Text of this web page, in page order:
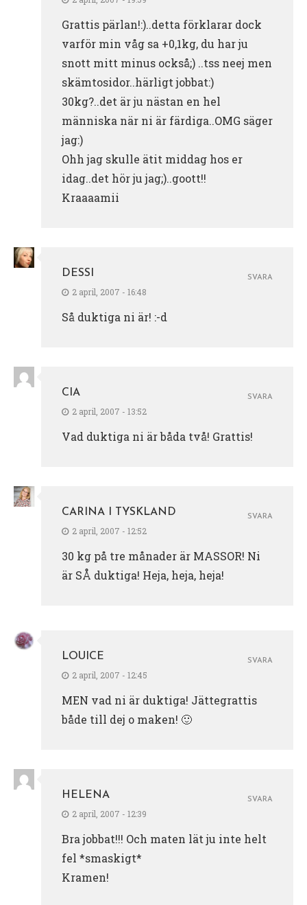
Grattis pärlan!:)..detta förklarar dock
varför min våg sa +0,1kg, du har ju
snott mitt minus också;) ..tss neej men
skämtosidor..härligt jobbat:)
30kg?..det är ju nästan en hel
människa när ni är färdiga..OMG säger
jag:)
Ohh jag skulle ätit middag hos er
idag..det hör ju jag;)..goott!!
Kraaaamii
DESSI
2 april, 2007 - 16:48
Så duktiga ni är! :-d
SVARA
CIA
2 april, 2007 - 13:52
Vad duktiga ni är båda två! Grattis!
SVARA
CARINA I TYSKLAND
2 april, 2007 - 12:52
30 kg på tre månader är MASSOR! Ni
är SÅ duktiga! Heja, heja, heja!
SVARA
LOUICE
2 april, 2007 - 12:45
MEN vad ni är duktiga! Jättegrattis
både till dej o maken! 🙂
SVARA
HELENA
2 april, 2007 - 12:39
Bra jobbat!!! Och maten lät ju inte helt
fel *smaskigt*
Kramen!
SVARA